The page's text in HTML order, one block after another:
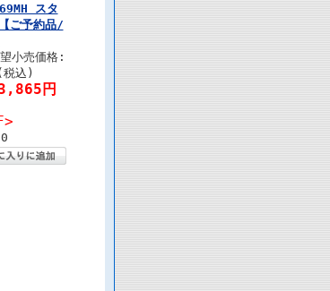
スタ
ご予約品/
小売価格:
込)
円
0